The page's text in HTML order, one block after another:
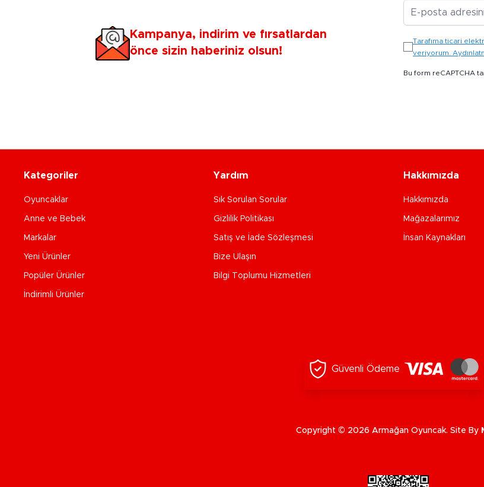
Kampanya, indirim ve fırsatlardan
önce sizin haberiniz olsun!
Tarafıma ticari
veriyorum.
Bu form reCAPTCHA
Kategoriler
Oyuncaklar
Anne ve Bebek
Markalar
Yeni Ürünler
Popüler Ürünler
İndirimli Ürünler
Yardım
Sık Sorulan Sorular
Gizlilik Politikası
Satış ve İade Sözleşmesi
Bize Ulaşın
Bilgi Toplumu Hizmetleri
Hakkımızda
Hakkımızda
Mağazalarımız
İnsan Kaynakları
Güvenli Ödeme
Copyright © 2026 Armağan Oyuncak. Site By